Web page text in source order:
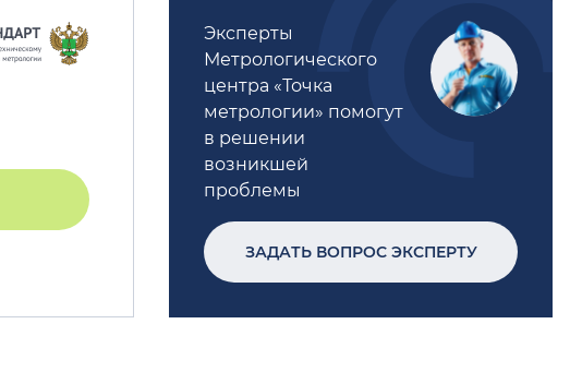
Эксперты
Метрологического
центра «Точка
метрологии» помогут
в решении
возникшей
проблемы
ЗАДАТЬ ВОПРОС ЭКСПЕРТУ